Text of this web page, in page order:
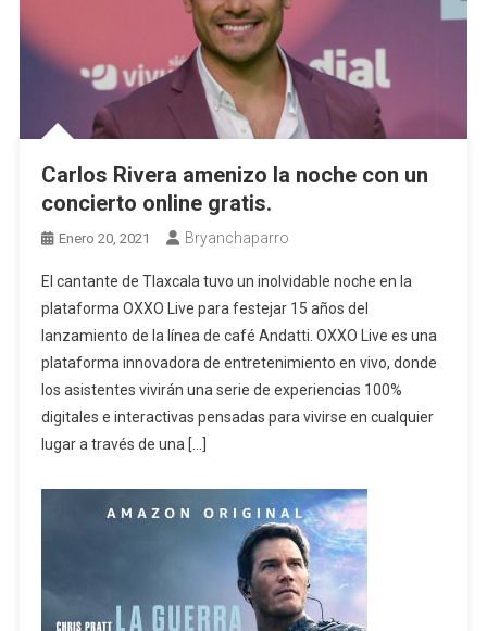
Carlos Rivera amenizo la noche con un
concierto online gratis.
Enero 20, 2021 Bryanchaparro
El cantante de Tlaxcala tuvo un inolvidable noche en la
plataforma OXXO Live para festejar 15 años del
lanzamiento de la línea de café Andatti. OXXO Live es una
plataforma innovadora de entretenimiento en vivo, donde
los asistentes vivirán una serie de experiencias 100%
digitales e interactivas pensadas para vivirse en cualquier
lugar a través de una […]